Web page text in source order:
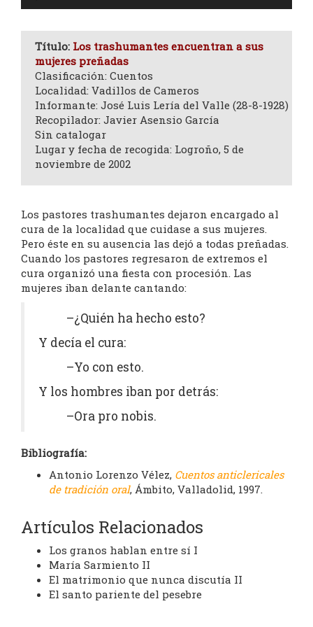
Título: Los trashumantes encuentran a sus
mujeres preñadas
Clasificación: Cuentos
Localidad: Vadillos de Cameros
Informante: José Luis Lería del Valle (28-8-1928)
Recopilador: Javier Asensio García
Sin catalogar
Lugar y fecha de recogida: Logroño, 5 de
noviembre de 2002
Los pastores trashumantes dejaron encargado al
cura de la localidad que cuidase a sus mujeres.
Pero éste en su ausencia las dejó a todas preñadas.
Cuando los pastores regresaron de extremos el
cura organizó una fiesta con procesión. Las
mujeres iban delante cantando:
–¿Quién ha hecho esto?
Y decía el cura:
–Yo con esto.
Y los hombres iban por detrás:
–Ora pro nobis.
Bibliografía:
Antonio Lorenzo Vélez, Cuentos anticlericales
de tradición oral, Ámbito, Valladolid, 1997.
Artículos Relacionados
Los granos hablan entre sí I
María Sarmiento II
El matrimonio que nunca discutía II
El santo pariente del pesebre